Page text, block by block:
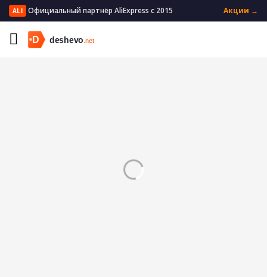
ALI Официальный партнёр AliExpress с 2015 Акции →